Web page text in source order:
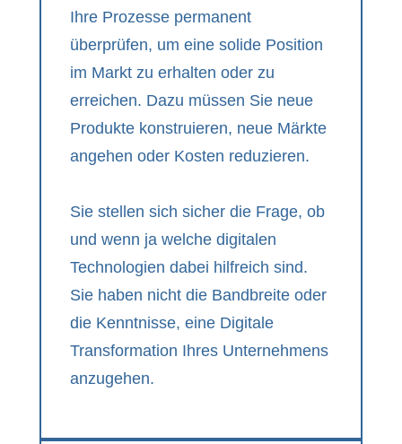
Ihre Prozesse permanent
überprüfen, um eine solide Position
im Markt zu erhalten oder zu
erreichen. Dazu müssen Sie neue
Produkte konstruieren, neue Märkte
angehen oder Kosten reduzieren.
Sie stellen sich sicher die Frage, ob
und wenn ja welche digitalen
Technologien dabei hilfreich sind.
Sie haben nicht die Bandbreite oder
die Kenntnisse, eine Digitale
Transformation Ihres Unternehmens
anzugehen.